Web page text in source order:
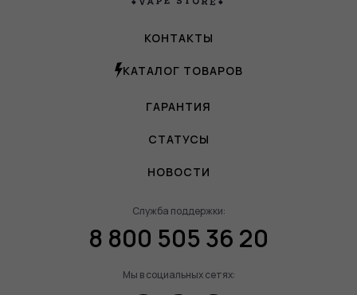
КОНТАКТЫ
КАТАЛОГ ТОВАРОВ
ГАРАНТИЯ
СТАТУСЫ
НОВОСТИ
Служба поддержки:
8 800 505 36 20
Мы в социальных сетях: